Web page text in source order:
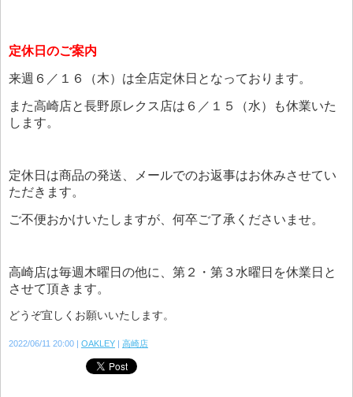
定休日のご案内
来週６／１６（木）は全店定休日となっております。
また高崎店と長野原レクス店は６／１５（水）も休業いた
します。
定休日は商品の発送、メールでのお返事はお休みさせてい
ただきます。
ご不便おかけいたしますが、何卒ご了承くださいませ。
高崎店は毎週木曜日の他に、第２・第３水曜日を休業日と
させて頂きます。
どうぞ宜しくお願いいたします。
2022/06/11 20:00 OAKLEY 高崎店